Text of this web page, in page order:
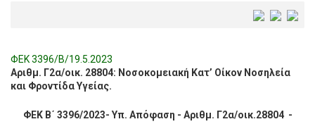
ΦΕΚ 3396/Β/19.5.2023
Αριθμ. Γ2α/οικ. 28804: Νοσοκομειακή Κατ’ Οίκον Νοσηλεία
και Φροντίδα Υγείας.
ΦΕΚ Β΄ 3396/2023- Υπ. Απόφαση - Αριθμ. Γ2α/οικ.28804 -